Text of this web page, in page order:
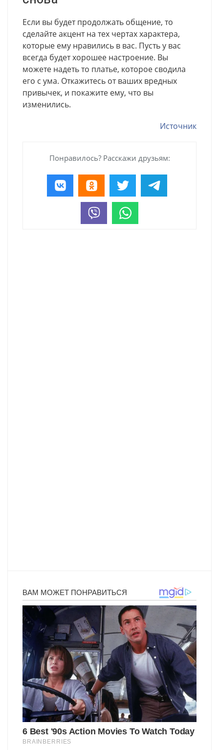
Если вы будет продолжать общение, то
сделайте акцент на тех чертах характера,
которые ему нравились в вас. Пусть у вас
всегда будет хорошее настроение. Вы
можете надеть то платье, которое сводила
его с ума. Откажитесь от ваших вредных
привычек, и покажите ему, что вы
изменились.
Источник
Понравилось? Расскажи друзьям: